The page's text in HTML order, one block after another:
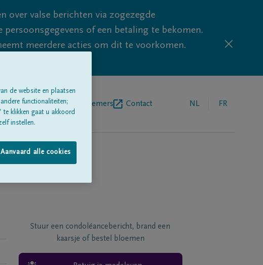
over valse berichten via zogezegde
of een betaling te bekomen.
meerdere acties om dit te voorkomen.
Over onsBegrafenisondernemers Contact NL FR
Stuur een condoléancebericht, brand een
kaarsje of bestel bloemen
de website en plaatsen
functionaliteiten;
te klikken gaat u akkoord
instellen.
Aanvaard alle cookies